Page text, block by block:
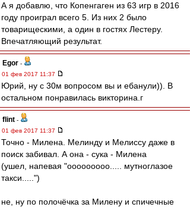
А я добавлю, что Копенгаген из 63 игр в 2016
году проиграл всего 5. Из них 2 было
товарищескими, а один в гостях Лестеру.
Впечатляющий результат.
Egor -
01 фев 2017 11:37
Юрий, ну с 30м вопросом вы и ебанули)). В
остальном понравилась викторина.г
flint -
01 фев 2017 11:37
Точно - Милена. Мелинду и Мелиссу даже в
поиск забивал. А она - сука - Милена
(ушел, напевая "ооооооооо..... мутноглазое
такси.....")
не, ну по полочёчка за Милену и спичечные